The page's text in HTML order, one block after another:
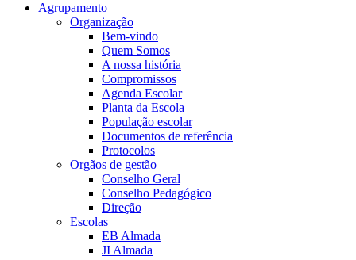
Agrupamento
Organização
Bem-vindo
Quem Somos
A nossa história
Compromissos
Agenda Escolar
Planta da Escola
População escolar
Documentos de referência
Protocolos
Orgãos de gestão
Conselho Geral
Conselho Pedagógico
Direção
Escolas
EB Almada
JI Almada